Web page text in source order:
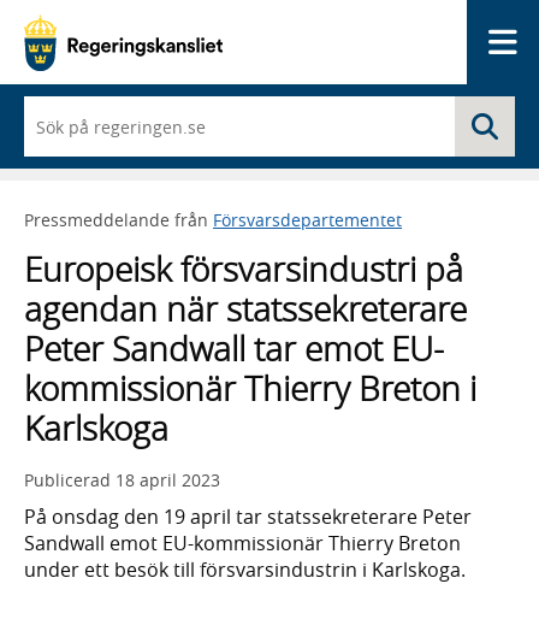
du
börjar
skriva
framträder
lista
med
sökförslag
Pressmeddelande från Försvarsdepartementet
Europeisk försvarsindustri på
agendan när statssekreterare
Peter Sandwall tar emot EU-
kommissionär Thierry Breton i
Karlskoga
Publicerad 18 april 2023
På onsdag den 19 april tar statssekreterare Peter
Sandwall emot EU-kommissionär Thierry Breton
under ett besök till försvarsindustrin i Karlskoga.